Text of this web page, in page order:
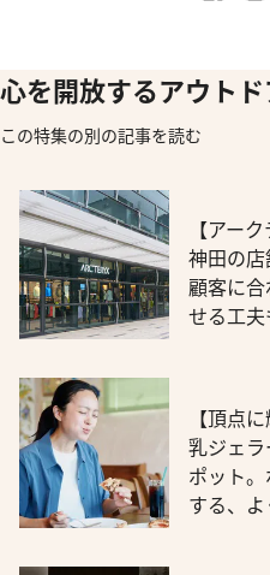
心を開放するアウトド
この特集の別の記事を読む
【アー
神田の
顧客に
せる工夫
【頂点
乳ジェ
ポット
する、よ